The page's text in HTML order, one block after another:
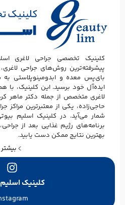
کلینیک تخصصی جراحی لاغری
پیشرفته‌ترین روش‌های جراحی
بای‌پس معده و ابدومینوپلاستی
ایده‌آل خود برسید. این کلینیک، با
لاغری متخصص از جمله دکتر ماهر
حاجی‌زاده، یکی از معتبرترین مراکز
شمار می‌آید. در کلینیک اسلیم
برنامه‌های رژیم غذایی بعد از
بهترین نتایج ممکن دست یابید.
بیشتر
کلینیک اسلیم
Instagram